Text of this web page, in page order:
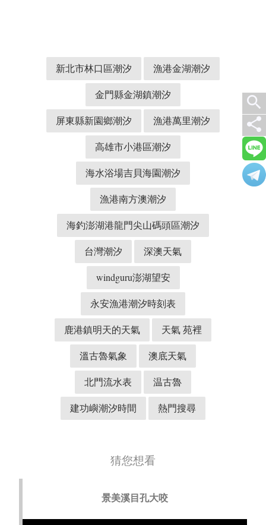
新北市林口區潮汐 漁港金湖潮汐
金門縣金湖鎮潮汐
屏東縣新園鄉潮汐 漁港萬里潮汐
高雄市小港區潮汐
海水浴場吉貝海園潮汐
漁港南方澳潮汐
海釣澎湖港龍門尖山碼頭區潮汐
台灣潮汐 深澳天氣
windguru澎湖望安
永安漁港潮汐時刻表
鹿港鎮明天的天氣 天氣 苑裡
溫古魯氣象 澳底天氣
北門流水表 温古魯
建功嶼潮汐時間 熱門搜尋
猜您想看
景美溪目孔大咬
search
share